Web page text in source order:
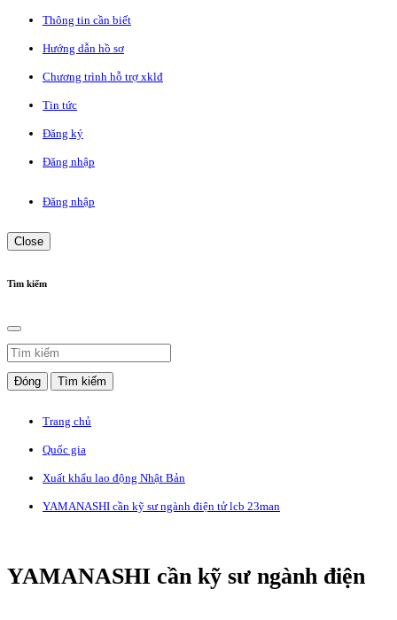
Thông tin cần biết
Hướng dẫn hồ sơ
Chương trình hỗ trợ xklđ
Tin tức
Đăng ký
Đăng nhập
Đăng nhập
Close
Tìm kiếm
Đóng Tìm kiếm
Trang chủ
Quốc gia
Xuất khẩu lao động Nhật Bản
YAMANASHI cần kỹ sư ngành điện tử lcb 23man
YAMANASHI cần kỹ sư ngành điện